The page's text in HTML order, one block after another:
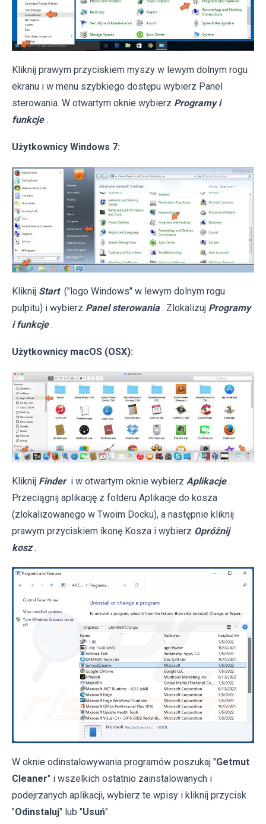
Kliknij prawym przyciskiem myszy w lewym dolnym rogu
ekranu i w menu szybkiego dostępu wybierz Panel
sterowania. W otwartym oknie wybierz Programy i
funkcje .
Użytkownicy Windows 7:
Kliknij Start ("logo Windows" w lewym dolnym rogu
pulpitu) i wybierz Panel sterowania . Zlokalizuj Programy
i funkcje .
Użytkownicy macOS (OSX):
Kliknij Finder i w otwartym oknie wybierz Aplikacje .
Przeciągnij aplikację z folderu Aplikacje do kosza
(zlokalizowanego w Twoim Docku), a następnie kliknij
prawym przyciskiem ikonę Kosza i wybierz Opróżnij
kosz .
W oknie odinstalowywania programów poszukaj "Getmut
Cleaner" i wszelkich ostatnio zainstalowanych i
podejrzanych aplikacji, wybierz te wpisy i kliknij przycisk
"Odinstaluj" lub "Usuń".